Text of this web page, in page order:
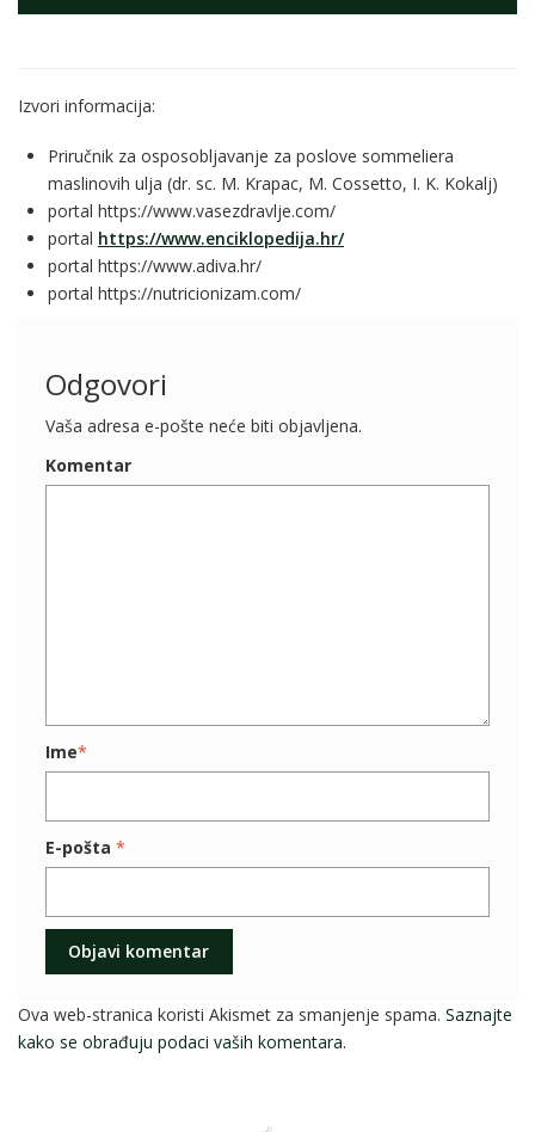
Izvori informacija:
Priručnik za osposobljavanje za poslove sommeliera
maslinovih ulja (dr. sc. M. Krapac, M. Cossetto, I. K. Kokalj)
portal https://www.vasezdravlje.com/
portal https://www.enciklopedija.hr/
portal https://www.adiva.hr/
portal https://nutricionizam.com/
Odgovori
Vaša adresa e-pošte neće biti objavljena.
Komentar
Ime*
E-pošta *
Ova web-stranica koristi Akismet za smanjenje spama. Saznajte
kako se obrađuju podaci vaših komentara.